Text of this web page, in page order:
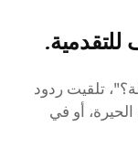
تلقيت ردود
أو في